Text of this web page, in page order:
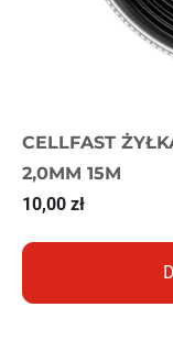
CELLFAST
2,0MM 15M
10,00 zł